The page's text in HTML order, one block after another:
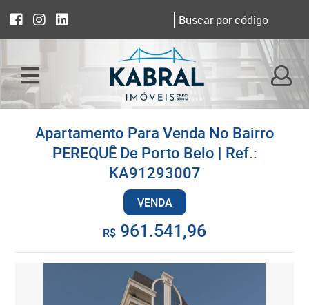
Apartamento Para Venda No Bairro
PEREQUÊ De Porto Belo | Ref.:
KA91293007
VENDA
R$ 961.541,96